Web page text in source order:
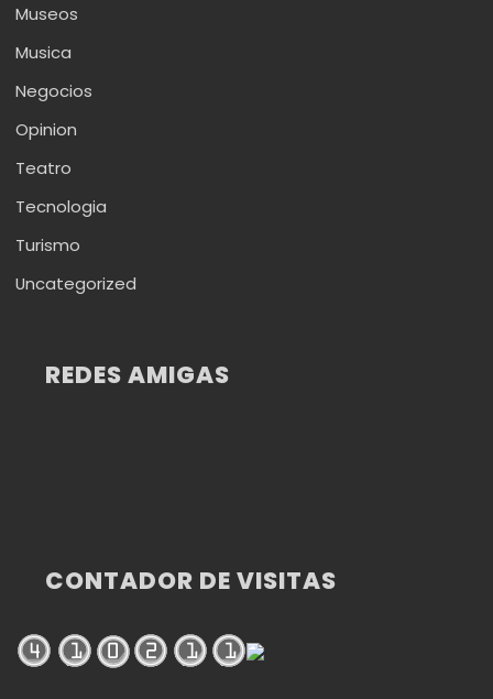
Museos
Musica
Negocios
Opinion
Teatro
Tecnologia
Turismo
Uncategorized
REDES AMIGAS
CONTADOR DE VISITAS